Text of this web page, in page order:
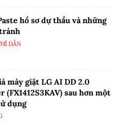
hồ sơ dự thầu và những
DẪN
máy giặt LG AI DD 2.0
(FX1412S3KAV) sau hơn một
dụng